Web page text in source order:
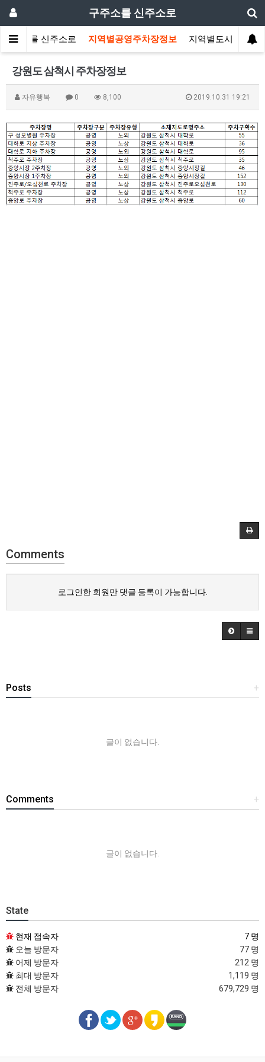
구주소를 신주소로
구주소를 신주소로 지역별공영주차장정보 지역별도시공원정
강원도 삼척시 주차장정보
자유행복 0 8,100 2019.10.31 19:21
Comments
로그인한 회원만 댓글 등록이 가능합니다.
+
Posts
글이 없습니다.
+
Comments
글이 없습니다.
State
현재 접속자
7 명
오늘 방문자
77 명
어제 방문자
212 명
최대 방문자
1,119 명
전체 방문자
679,729 명